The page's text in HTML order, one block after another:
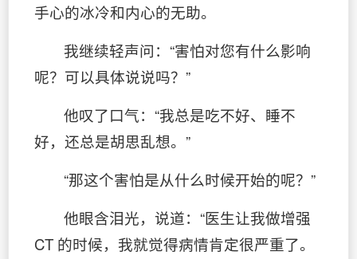
手心的冰冷和内心的无助。
我继续轻声问：“害怕对您有什么影响
呢？可以具体说说吗？”
他叹了口气：“我总是吃不好、睡不
好，还总是胡思乱想。”
“那这个害怕是从什么时候开始的呢？”
他眼含泪光，说道：“医生让我做增强
CT 的时候，我就觉得病情肯定很严重了。